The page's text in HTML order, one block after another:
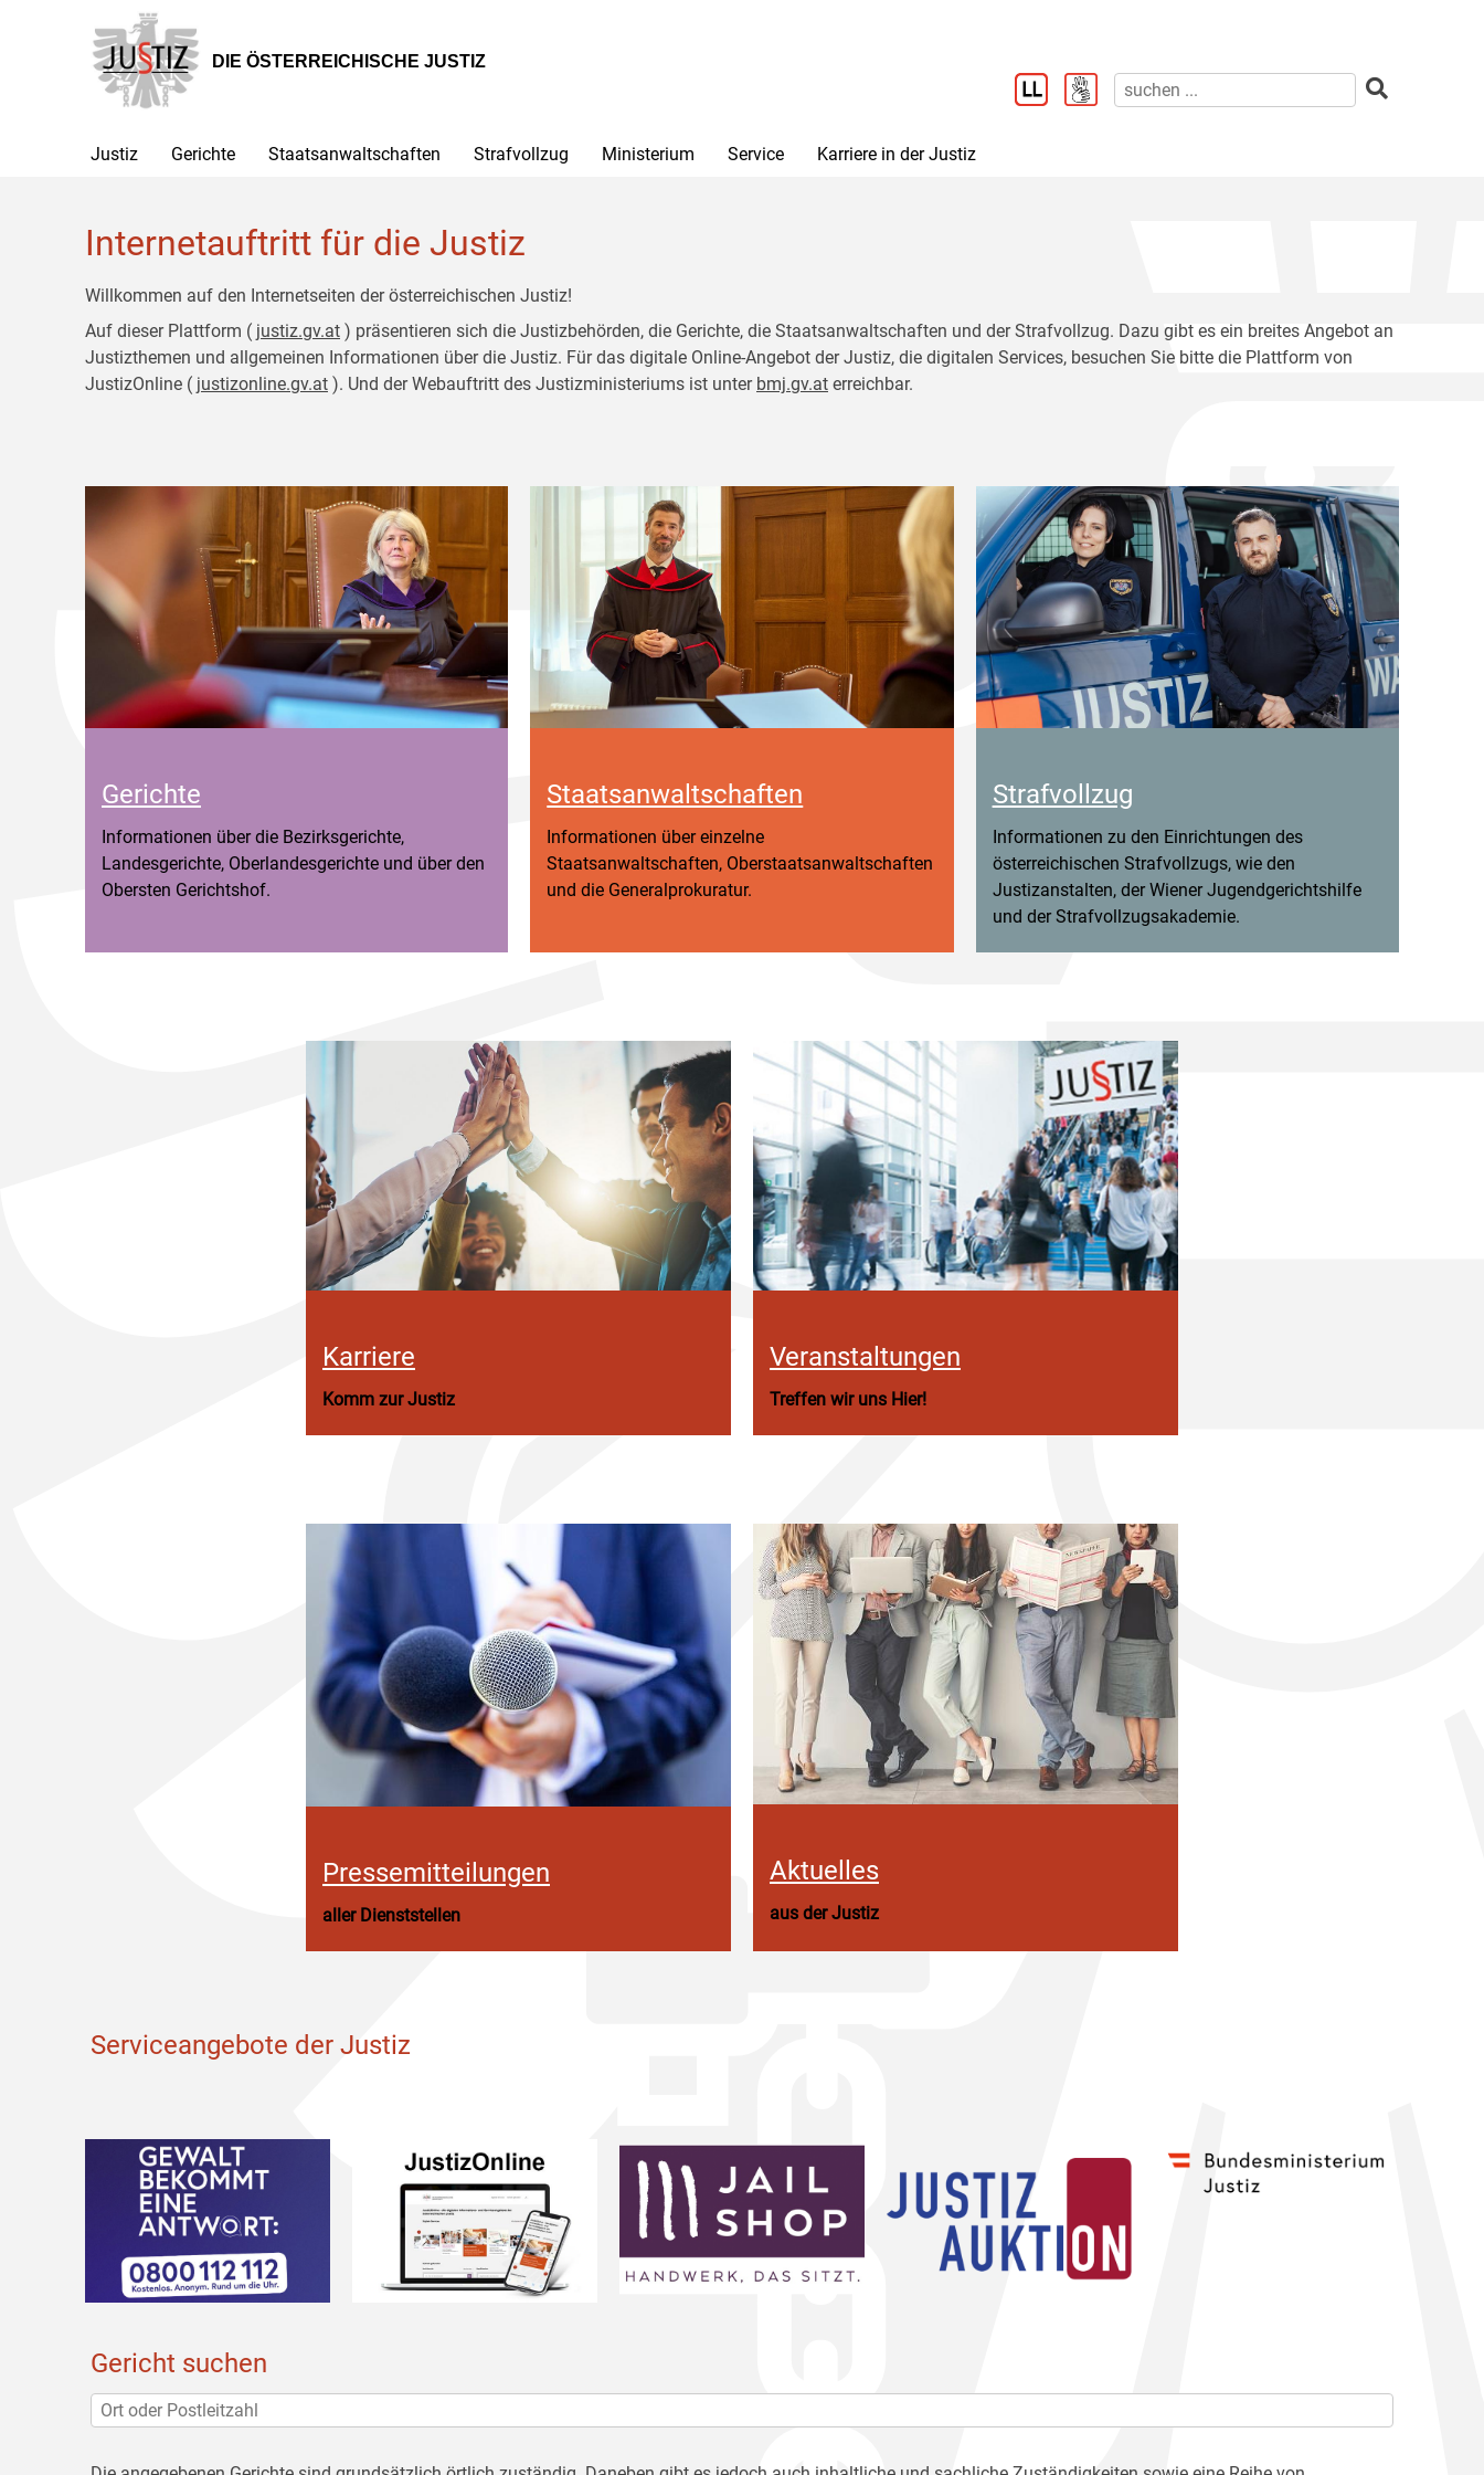
Hauptnavigation
[1]
Inhalt
[2]
DIE ÖSTERREICHISCHE JUSTIZ
Justiz Gerichte Staatsanwaltschaften Strafvollzug Ministerium Service Karriere in der Justiz
Internetauftritt für die Justiz
Willkommen auf den Internetseiten der österreichischen Justiz!
Auf dieser Plattform ( justiz.gv.at ) präsentieren sich die Justizbehörden, die Gerichte, die Staatsanwaltschaften und der Strafvollzug. Dazu gibt es ein breites Angebot an
Justizthemen und allgemeinen Informationen über die Justiz. Für das digitale Online-Angebot der Justiz, die digitalen Services, besuchen Sie bitte die Plattform von
JustizOnline ( justizonline.gv.at ). Und der Webauftritt des Justizministeriums ist unter bmj.gv.at erreichbar.
Gerichte
Informationen über die Bezirksgerichte,
Landesgerichte, Oberlandesgerichte und über den
Obersten Gerichtshof.
Staatsanwaltschaften
Informationen über einzelne
Staatsanwaltschaften, Oberstaatsanwaltschaften
und die Generalprokuratur.
Strafvollzug
Informationen zu den Einrichtungen des
österreichischen Strafvollzugs, wie den
Justizanstalten, der Wiener Jugendgerichtshilfe
und der Strafvollzugsakademie.
Karriere
Komm zur Justiz
Veranstaltungen
Treffen wir uns Hier!
Pressemitteilungen
aller Dienststellen
Aktuelles
aus der Justiz
Serviceangebote der Justiz
Gericht suchen